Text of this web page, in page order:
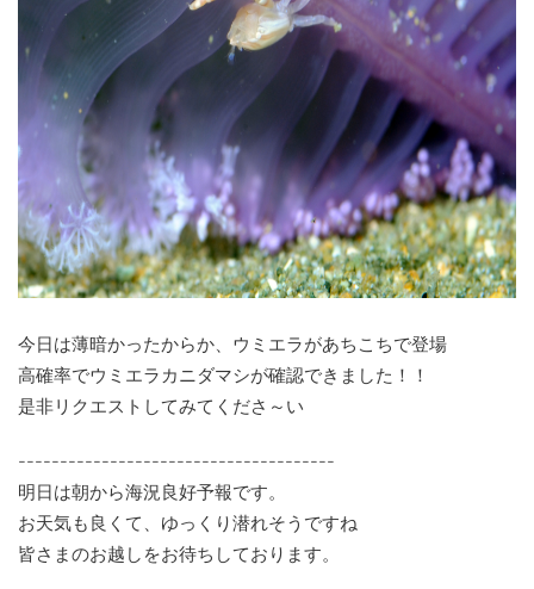
今日は薄暗かったからか、ウミエラがあちこちで登場
高確率でウミエラカニダマシが確認できました！！
是非リクエストしてみてくださ～い
--------------------------------------
明日は朝から海況良好予報です。
お天気も良くて、ゆっくり潜れそうですね
皆さまのお越しをお待ちしております。